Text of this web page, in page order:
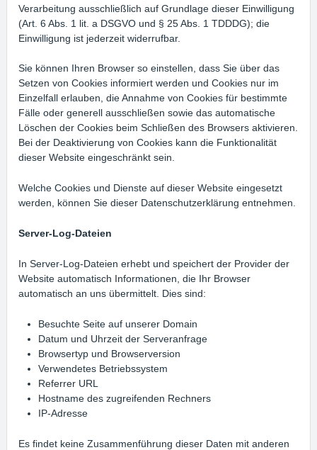
Verarbeitung ausschließlich auf Grundlage dieser Einwilligung
(Art. 6 Abs. 1 lit. a DSGVO und § 25 Abs. 1 TDDDG); die
Einwilligung ist jederzeit widerrufbar.
Sie können Ihren Browser so einstellen, dass Sie über das
Setzen von Cookies informiert werden und Cookies nur im
Einzelfall erlauben, die Annahme von Cookies für bestimmte
Fälle oder generell ausschließen sowie das automatische
Löschen der Cookies beim Schließen des Browsers aktivieren.
Bei der Deaktivierung von Cookies kann die Funktionalität
dieser Website eingeschränkt sein.
Welche Cookies und Dienste auf dieser Website eingesetzt
werden, können Sie dieser Datenschutzerklärung entnehmen.
Server-Log-Dateien
In Server-Log-Dateien erhebt und speichert der Provider der
Website automatisch Informationen, die Ihr Browser
automatisch an uns übermittelt. Dies sind:
Besuchte Seite auf unserer Domain
Datum und Uhrzeit der Serveranfrage
Browsertyp und Browserversion
Verwendetes Betriebssystem
Referrer URL
Hostname des zugreifenden Rechners
IP-Adresse
Es findet keine Zusammenführung dieser Daten mit anderen